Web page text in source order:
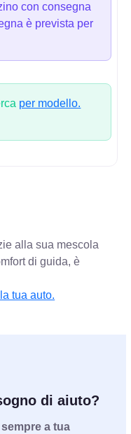
con consegna
è prevista per
per modello.
alla sua mescola
di guida, è
tua auto.
di aiuto?
sempre a tua